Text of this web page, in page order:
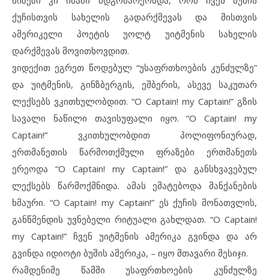
ქუჩისთვის სახელის გადარქმევას და მისთვის
ამერიკელი პოეტის უოლტ უიტმენის სახელის
დარქმევას მოვითხოვდით.
ვიდექით ეგრეთ წოდებულ “უსაფრთხოების კუნძულზე”
და უიტმენის, გინზბერგის, ეშბერის, ასევე საკუთარ
ლექსებს ვკითხულობდით. “О Captain! my Captain!” გზის
სავალი ნაწილი თავისუფალი იყო. “О Captain! my
Captain!” ვკითხულობდით პოლიფონიურად,
ერთმანეთის წარმოთქმული ფრაზები ერთმანეთს
ერეოდა “О Captain! my Captain!” და განსხვავებულ
ლექსებს წარმოქმნიდა. ამას ემატებოდა მანქანების
ხმაური. “О Captain! my Captain!” ეს ქუჩის მონათვლის,
განწმენდის უვნებელი რიტუალი გახლდათ. “О Captain!
my Captain!” ჩვენ უიტმენის ამერიკა გვინდა და არ
გვინდა იდიოტი ბუშის ამერიკა, – იყო მთავარი მესიჯი.
რამდენიმე წამში უსაფრთხოების კუნძულზე